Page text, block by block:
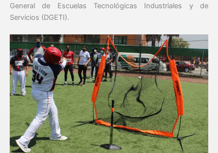
General de Escuelas Tecnológicas Industriales y de
Servicios (DGETI).